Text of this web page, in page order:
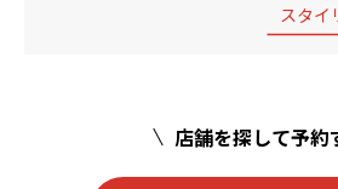
スタイ
店舗を探して予約